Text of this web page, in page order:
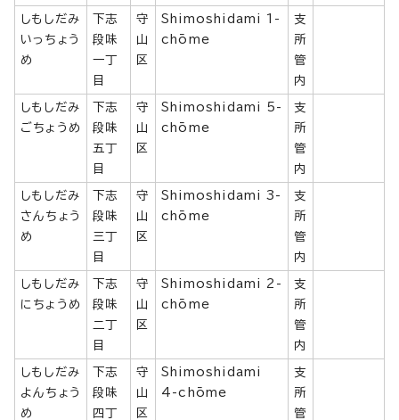
しもしだみ
いっちょう
め
下志
段味
一丁
目
守
山
区
Shimoshidami 1-
chōme
支
所
管
内
しもしだみ
ごちょうめ
下志
段味
五丁
目
守
山
区
Shimoshidami 5-
chōme
支
所
管
内
しもしだみ
さんちょう
め
下志
段味
三丁
目
守
山
区
Shimoshidami 3-
chōme
支
所
管
内
しもしだみ
にちょうめ
下志
段味
二丁
目
守
山
区
Shimoshidami 2-
chōme
支
所
管
内
しもしだみ
よんちょう
め
下志
段味
四丁
守
山
区
Shimoshidami
4-chōme
支
所
管